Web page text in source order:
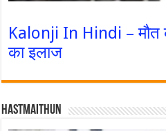
Kalonji In Hindi – मौत
का इलाज
Hastmaithun